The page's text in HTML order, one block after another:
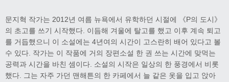
문지혁 작가는 2012년 여름 뉴욕에서 유학하던 시절에 《P의 도시》
의 초고를 쓰기 시작했다. 이듬해 겨울에 탈고를 했고 이후 계속 퇴고
를 거듭했으니 이 소설에는 4년여의 시간이 고스란히 배어 있다고 볼
수 있다. 작가는 이 작품에 거의 장편소설 한 권 쓰는 시간에 맞먹는
공력과 시간을 바친 셈이다. 소설의 시작은 일상의 한 풍경에서 비롯
했다. 그는 자주 가던 맨해튼의 한 카페에서 늘 같은 옷을 입고 앉아